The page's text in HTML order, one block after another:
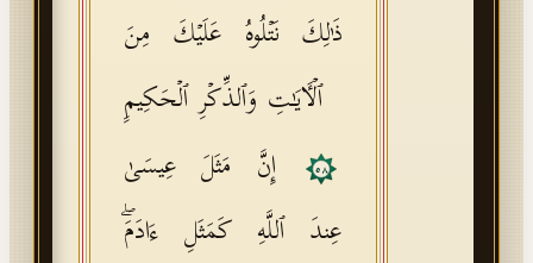
ذَ ٰ⁠لِكَ نَتۡلُوهُ عَلَیۡكَ مِنَ
ٱلۡـَٔایَـٰتِ وَٱلذِّكۡرِ ٱلۡحَكِیمِ
٥٨
إِنَّ مَثَلَ عِیسَىٰ
عِندَ ٱللَّهِ كَمَثَلِ ءَادَمَۖ